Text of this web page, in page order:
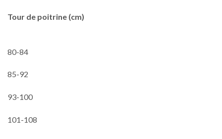
Tour de poitrine (cm)
80-84
85-92
93-100
101-108